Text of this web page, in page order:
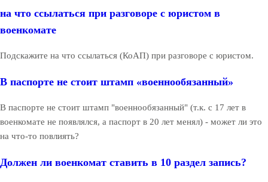
на что ссылаться при разговоре с юристом в
военкомате
Подскажите на что ссылаться (КоАП) при разговоре с юристом.
В паспорте не стоит штамп «военнообязанный»
В паспорте не стоит штамп "военнообязанный" (т.к. с 17 лет в
военкомате не появлялся, а паспорт в 20 лет менял) - может ли это
на что-то повлиять?
Должен ли военкомат ставить в 10 раздел запись?